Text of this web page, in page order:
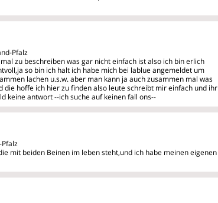
Pfalz
zu beschreiben was gar nicht einfach ist also ich bin erlich
so bin ich halt ich habe mich bei lablue angemeldet um
lachen u.s.w. aber man kann ja auch zusammen mal was
die hoffe ich hier zu finden also leute schreibt mir einfach und ihr
keine antwort --ich suche auf keinen fall ons--
mit beiden Beinen im leben steht,und ich habe meinen eigenen